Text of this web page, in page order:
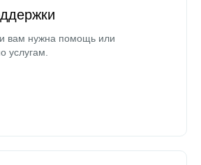
вам нужна помощь или
услугам.